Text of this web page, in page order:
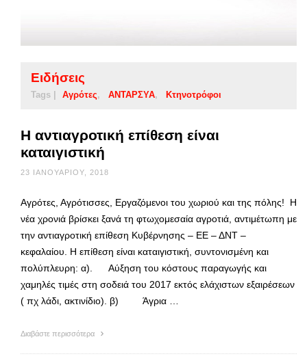
Ειδήσεις
Tags | Αγρότες ΑΝΤΑΡΣΥΑ Κτηνοτρόφοι
Η αντιαγροτική επίθεση είναι
καταιγιστική
23 ΙΑΝΟΥΑΡΊΟΥ, 2018
Αγρότες, Αγρότισσες, Εργαζόμενοι του χωριού και της πόλης! Η
νέα χρονιά βρίσκει ξανά τη φτωχομεσαία αγροτιά, αντιμέτωπη με
την αντιαγροτική επίθεση Κυβέρνησης – ΕΕ – ΔΝΤ –
κεφαλαίου. Η επίθεση είναι καταιγιστική, συντονισμένη και
πολύπλευρη: α). Αύξηση του κόστους παραγωγής και
χαμηλές τιμές στη σοδειά του 2017 εκτός ελάχιστων εξαιρέσεων
( πχ λάδι, ακτινίδιο). β) Άγρια …
Διαβάστε περισσότερα